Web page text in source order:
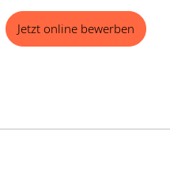
Jetzt online bewerben